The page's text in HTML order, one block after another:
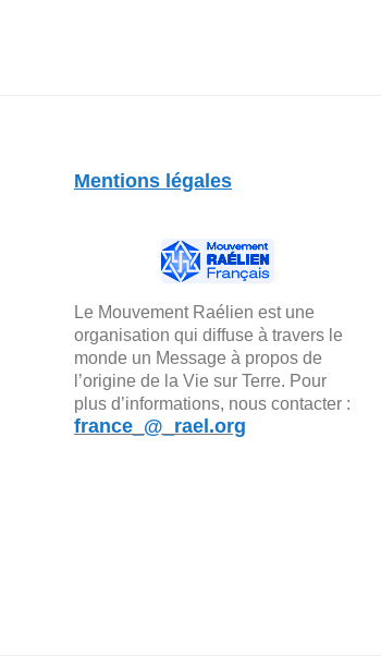
Mentions légales
Le Mouvement Raélien est une
organisation qui diffuse à travers le
monde un Message à propos de
l’origine de la Vie sur Terre. Pour
plus d’informations, nous contacter :
france_@_rael.org